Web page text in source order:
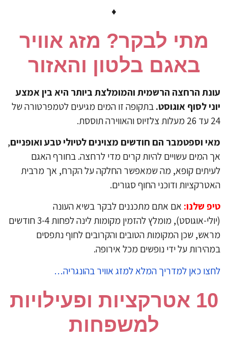
​מתי לבקר? מזג אוויר
באגם בלטון והאזור
הרחצה הרשמית והמומלצת ביותר היא בין אמצע
לסוף אוגוסט.בתקופה זו המים מגיעים לטמפרטורה של
וספטמבר הם חודשים מצוינים לטיולי טבע ואופניים,
המים עשויים להיות קרים מדי לרחצה. בחורף האגם
קופא, מה שמאפשר החלקה על הקרח, אך מרבית
ודוכני החוף סגורים.
שלנו:אם אתם מתכננים לבקר בשיא העונה
(יולי-אוגוסט), מומלץ להזמין מקומות לינה לפחות 3-4 חודשים
שכן המקומות הטובים והקרובים לחוף נתפסים
על ידי נופשים מכל אירופה.
כאן למדריך המלא למזג אוויר בהונגריה…
10 ​אטרקציות ופעילויות
למשפחות